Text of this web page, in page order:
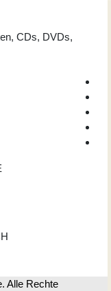
CDs, DVDs,
Alle Rechte